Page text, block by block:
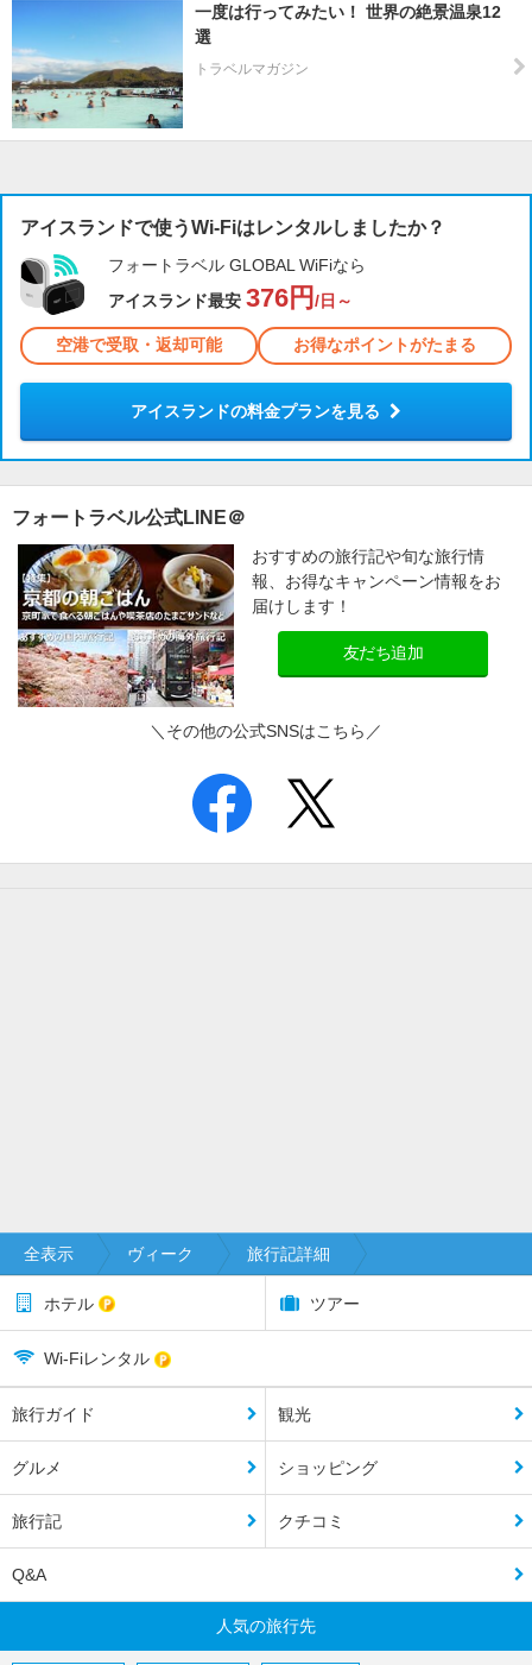
一度は行ってみたい！ 世界の絶景温泉12
選
トラベルマガジン
アイスランドで使うWi-Fiはレンタルしましたか？
フォートラベル GLOBAL WiFiなら
アイスランド最安 376円 /日～
空港で受取・返却可能 お得なポイントがたまる
アイスランドの料金プランを見る
フォートラベル公式LINE＠
おすすめの旅行記や旬な旅行情
報、お得なキャンペーン情報をお
届けします！
友だち追加
＼その他の公式SNSはこちら／
全表示 ヴィーク 旅行記詳細
ホテル ツアー
Wi-Fiレンタル
旅行ガイド 観光
グルメ ショッピング
旅行記 クチコミ
Q&A
人気の旅行先